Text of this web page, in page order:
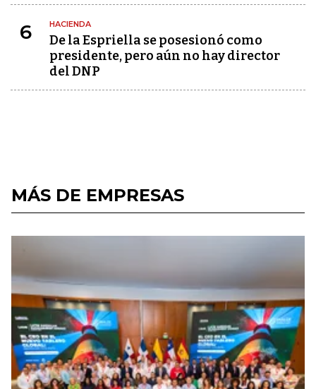
6 HACIENDA
De la Espriella se posesionó como
presidente, pero aún no hay director
del DNP
MÁS DE EMPRESAS